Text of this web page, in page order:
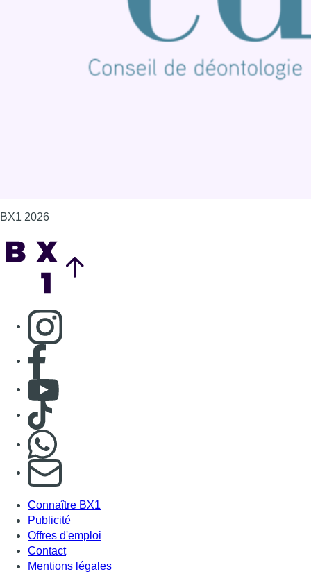
BX1 2026
Consulter page Instagram
Consulter page Facebook
Consulter Youtube
Consulter TikTok
S'abonner à notre newsletter
Connaître BX1
Publicité
Offres d'emploi
Contact
Mentions légales